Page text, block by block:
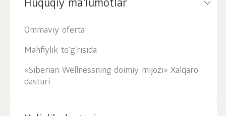
Huquqiy ma'lumotlar
Ommaviy oferta
Mahfiylik to'g'risida
«Siberian Wellnessning doimiy mijozi» Xalqaro
dasturi